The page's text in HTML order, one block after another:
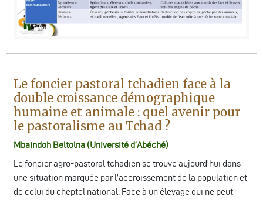
Le foncier pastoral tchadien face à la
double croissance démographique
humaine et animale : quel avenir pour
le pastoralisme au Tchad ?
Mbaindoh Beltolna (Université d’Abéché)
Le foncier agro-pastoral tchadien se trouve aujourd’hui dans
une situation marquée par l’accroissement de la population et
de celui du cheptel national. Face à un élevage qui ne peut